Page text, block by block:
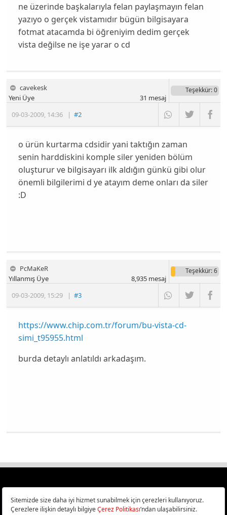
ne üzerinde başkalarıyla felan paylaşmayın felan
yazıyo o gerçek vistamıdır bügün bilgisayara
fotmat atacamda bi öğreniyim dedim gerçek
vista değilse ne işe yarar o cd
cavekesk
09-03-2009, 14:36 |#2
Yeni Üye
Teşekkür: 0
31 mesaj
o ürün kurtarma cdsidir yani taktığın zaman
senin harddiskini komple siler yeniden bölüm
oluşturur ve bilgisayarı ilk aldığın günkü gibi olur
önemli bilgilerimi d ye atayım deme onları da siler
:D
PcMaKeR
09-03-2009, 15:29 |#3
Yıllanmış Üye
Teşekkür: 6
8,935mesaj
https://www.chip.com.tr/forum/bu-vista-cd-
simi_t95955.html
burda detaylı anlatıldı arkadaşım.
Türkiye